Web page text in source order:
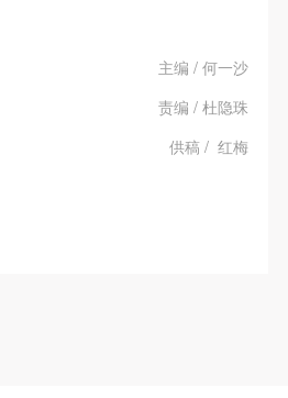
主编 / 何一沙
责编 / 杜隐珠
供稿 / 红梅